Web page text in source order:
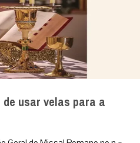
usar velas para a